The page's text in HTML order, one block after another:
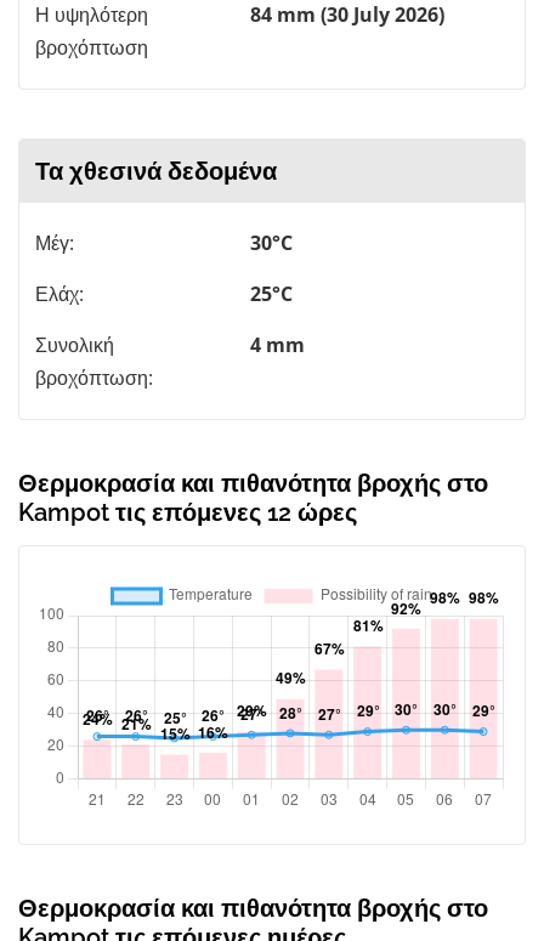
Η υψηλότερη
βροχόπτωση
84 mm (30 July 2026)
Τα χθεσινά δεδομένα
Μέγ:
30°C
Ελάχ:
25°C
Συνολική
βροχόπτωση:
4 mm
Θερμοκρασία και πιθανότητα βροχής στο
Kampot τις επόμενες 12 ώρες
Θερμοκρασία και πιθανότητα βροχής στο